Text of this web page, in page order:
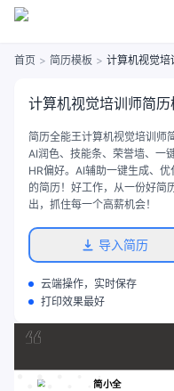
首页 > 简历模板 > 计算机视觉培
计算机视觉培训师简历
简历全能王计算机视觉培训师
AI润色、技能条、荣誉墙、一
HR偏好。AI辅助一键生成、
的简历！好工作，从一份好简
出，抓住每一个高薪机会！
导入简历
云端操作，实时保存
打印效果最好
简小全